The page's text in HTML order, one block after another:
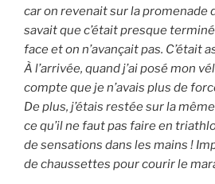
car on revenait sur la promenade
savait que c’était presque
face et on n’avançait pas. C’était
À l’arrivée, quand j’ai posé mon
compte que je n’avais plus de
De plus, j’étais restée sur la
ce qu’il ne faut pas faire en
de sensations dans les mains !
de chaussettes pour courir le